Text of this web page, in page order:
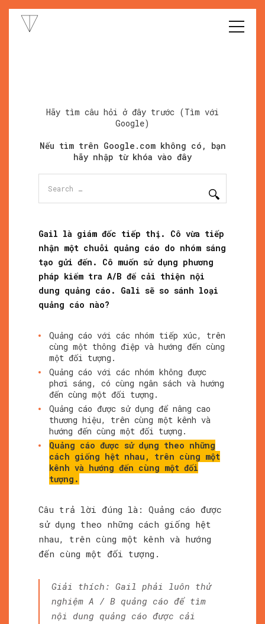
Hãy tìm câu hỏi ở đây trước (Tìm với
Google)
Nếu tìm trên Google.com không có, bạn
hãy nhập từ khóa vào đây
Gail là giám đốc tiếp thị. Cô vừa tiếp
nhận một chuỗi quảng cáo do nhóm sáng
tạo gửi đến. Cô muốn sử dụng phương
pháp kiểm tra A/B để cải thiện nội
dung quảng cáo. Gali sẽ so sánh loại
quảng cáo nào?
Quảng cáo với các nhóm tiếp xúc, trên
cùng một thông điệp và hướng đến cùng
một đối tượng.
Quảng cáo với các nhóm không được
phơi sáng, có cùng ngân sách và hướng
đến cùng một đối tượng.
Quảng cáo được sử dụng để nâng cao
thương hiệu, trên cùng một kênh và
hướng đến cùng một đối tượng.
Quảng cáo được sử dụng theo những
cách giống hệt nhau, trên cùng một
kênh và hướng đến cùng một đối
tượng.
Câu trả lời đúng là: Quảng cáo được
sử dụng theo những cách giống hệt
nhau, trên cùng một kênh và hướng
đến cùng một đối tượng.
Giải thích: Gail phải luôn thử
nghiệm A / B quảng cáo để tìm
nội dung quảng cáo được cải